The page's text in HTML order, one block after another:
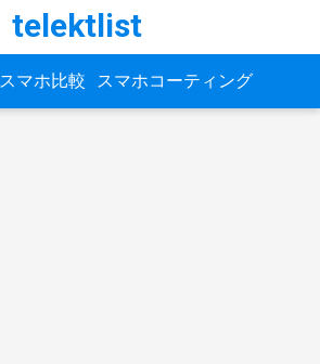
telektlist
スマホ比較 スマホコーティング